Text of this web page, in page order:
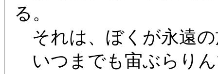
る。
それは、ぼくが永遠
いつまでも宙ぶらり